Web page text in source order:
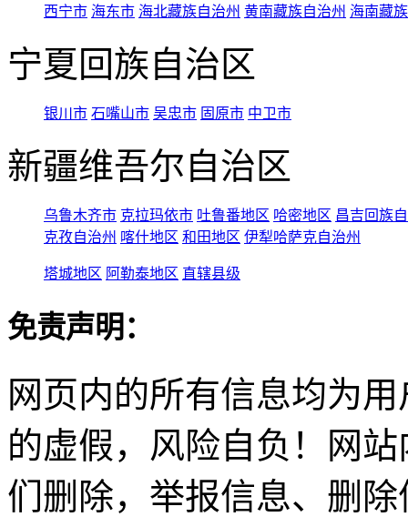
西宁市 海东市 海北藏族自治州 黄南藏族自治州 海南藏
宁夏回族自治区
银川市 石嘴山市 吴忠市 固原市 中卫市
新疆维吾尔自治区
乌鲁木齐市 克拉玛依市 吐鲁番地区 哈密地区 昌吉回族
克孜自治州 喀什地区 和田地区 伊犁哈萨克自治州
塔城地区 阿勒泰地区 直辖县级
免责声明：
网页内的所有信息均为
的虚假，风险自负！网
们删除，举报信息、删